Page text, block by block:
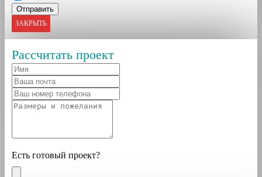
ЗАКРЫТЬ
Рассчитать проект
Есть готовый проект?